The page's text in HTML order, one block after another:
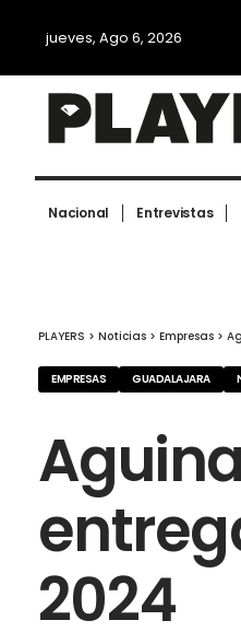
jueves, Ago 6, 2026
Nacional Entrevistas
PLAYERS > Noticias > Empresas >
EMPRESAS GUADALAJARA
2024